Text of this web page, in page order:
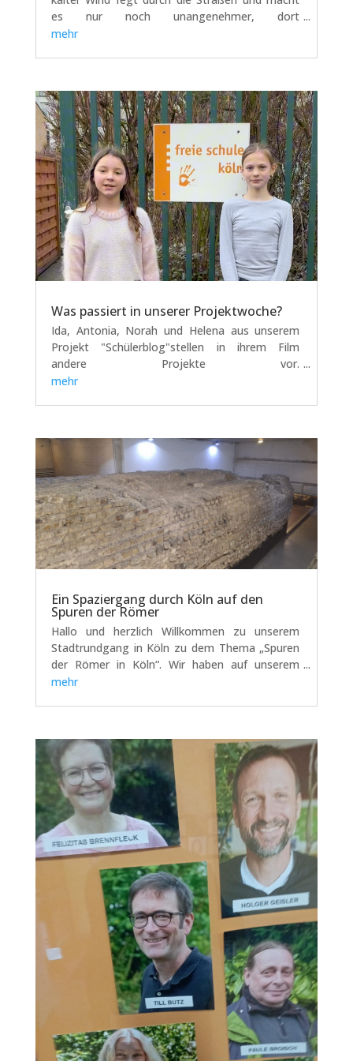
es nur noch unangenehmer, dort
entlangzulaufen. Fröstelnd haste ich durch die
mehr
Was passiert in unserer Projektwoche?
Ida, Antonia, Norah und Helena aus unserem
Projekt "Schülerblog"stellen in ihrem Film
andere Projekte vor.
https://vimeo.com/1179384822?
mehr
Ein Spaziergang durch Köln auf den
Spuren der Römer
Hallo und herzlich Willkommen zu unserem
Stadtrundgang in Köln zu dem Thema „Spuren
der Römer in Köln“. Wir haben auf unserem
Spaziergang einige Fotos für Euch gemacht.
mehr